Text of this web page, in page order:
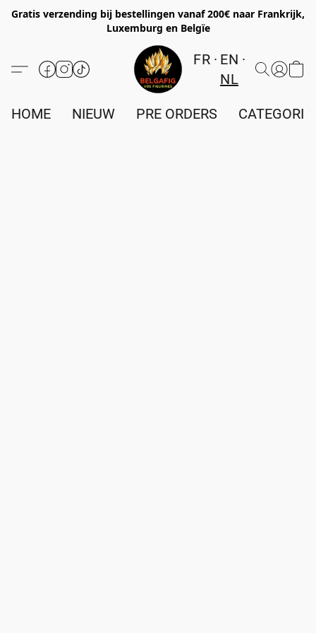
Gratis verzending bij bestellingen vanaf 200€ naar Frankrijk,
Luxemburg en Belgïe
FR
EN
NL
HOME NIEUW PRE ORDERS